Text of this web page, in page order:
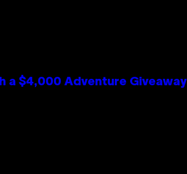
a $4,000 Adventure Giveaway